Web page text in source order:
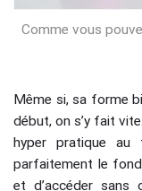
Comme vous
Même si, sa forme
début, on s’y fait
hyper pratique au
parfaitement le
et d’accéder sans